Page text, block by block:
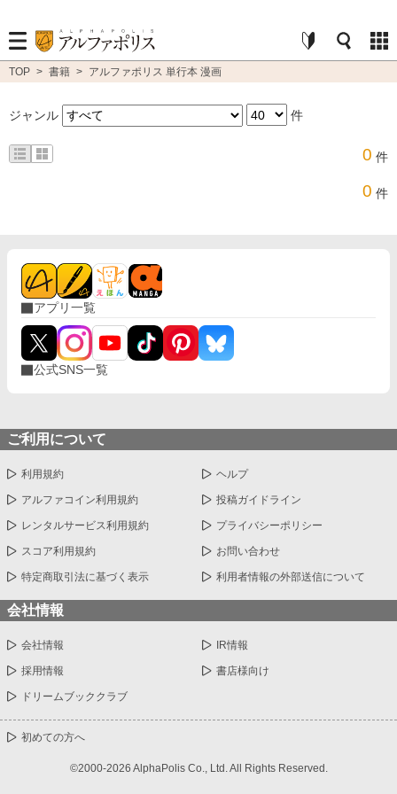
TOP > 書籍 > アルファポリス 単行本 漫画
ジャンル 件
0 件
0 件
アプリ一覧
公式SNS一覧
ご利用について
利用規約 ヘルプ
アルファコイン利用規約 投稿ガイドライン
レンタルサービス利用規約 プライバシーポリシー
スコア利用規約 お問い合わせ
特定商取引法に基づく表示 利用者情報の外部送信について
会社情報
会社情報 IR情報
採用情報 書店様向け
ドリームブッククラブ
初めての方へ
©2000-2026 AlphaPolis Co., Ltd. All Rights Reserved.